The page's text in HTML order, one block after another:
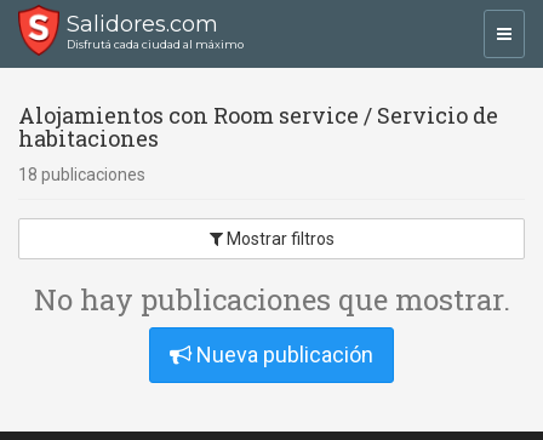
Salidores.com
Disfrutá cada ciudad al máximo
Alojamientos con Room service / Servicio de
habitaciones
18 publicaciones
Mostrar filtros
No hay publicaciones que mostrar.
Nueva publicación